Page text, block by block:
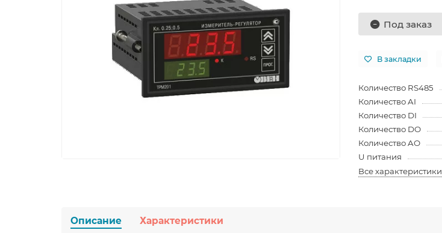
Под заказ
В закладки
Количество RS485
Количество AI
Количество DI
Количество DO
Количество AO
U питания
Все характеристики
Описание Характеристики